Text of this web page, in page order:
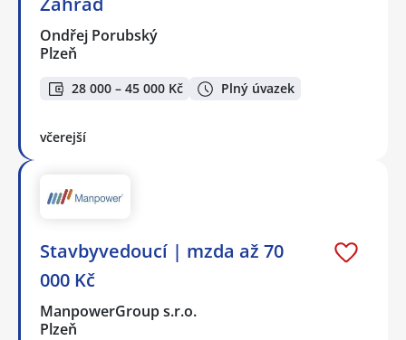
Ondřej Porubský
Plzeň
28 000 – 45 000 Kč Plný úvazek
včerejší
Stavbyvedoucí | mzda až 70
000 Kč
ManpowerGroup s.r.o.
Plzeň